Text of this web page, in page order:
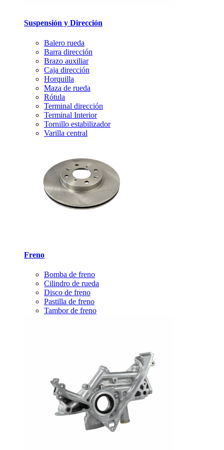
Suspensión y Dirección
Balero rueda
Barra dirección
Brazo auxiliar
Caja dirección
Horquilla
Maza de rueda
Rótula
Terminal dirección
Terminal Interior
Tornillo estabilizador
Varilla central
Freno
Bomba de freno
Cilindro de rueda
Disco de freno
Pastilla de freno
Tambor de freno